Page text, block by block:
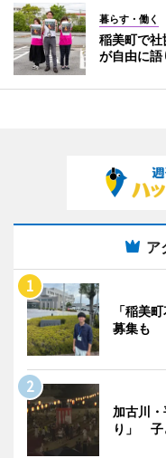
暮らす・働く
稲美町で
が自由に語
ア
「稲美
募集も
加古川
り」 子